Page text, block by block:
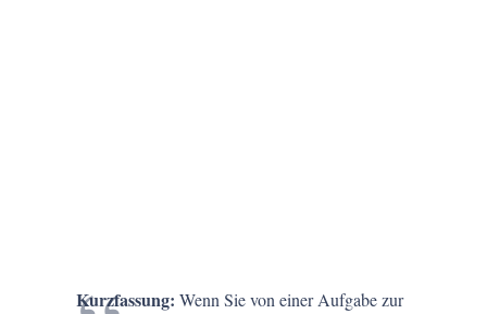
Kurzfassung: Wenn Sie von einer Aufgabe zur